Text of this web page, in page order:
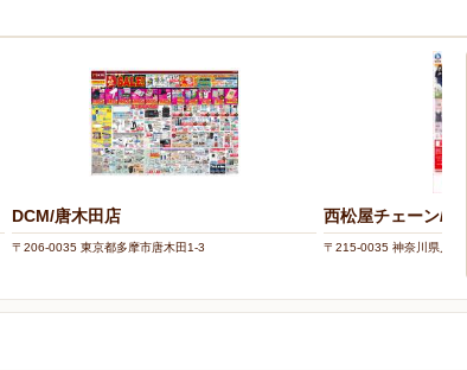
DCM/唐木田店
〒206-0035 東京都多摩市唐木田1-3
西松屋チェーン/川
〒215-0035 神奈川県川崎